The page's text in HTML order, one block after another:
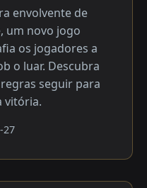
envolvente de
um novo jogo
os jogadores a
o luar. Descubra
seguir para
vitória.
27